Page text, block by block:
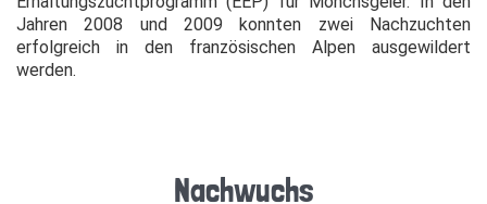
Jahren 2008 und 2009 konnten zwei Nachzuchten
erfolgreich in den französischen Alpen ausgewildert
werden.
Nachwuchs